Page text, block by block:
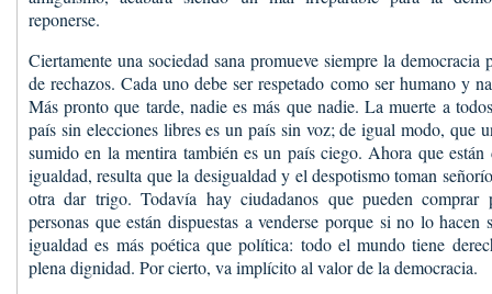
reponerse.
Ciertamente una sociedad sana promueve siempre la democracia
de rechazos. Cada uno debe ser respetado como ser humano y
Más pronto que tarde, nadie es más que nadie. La muerte a
país sin elecciones libres es un país sin voz; de igual modo, que
sumido en la mentira también es un país ciego. Ahora que
igualdad, resulta que la desigualdad y el despotismo toman
otra dar trigo. Todavía hay ciudadanos que pueden comprar
personas que están dispuestas a venderse porque si no lo hacen
igualdad es más poética que política: todo el mundo tiene
plena dignidad. Por cierto, va implícito al valor de la democracia.